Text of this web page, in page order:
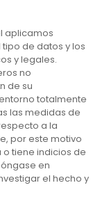
aplicamos
de datos y los
y legales.
no
de su
totalmente
las medidas de
a la
por este motivo
tiene indicios de
en
el hecho y